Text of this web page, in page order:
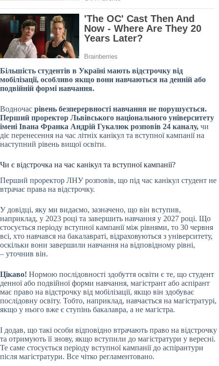
Більшість студентів в Україні мають відстрочку від
мобілізації, особливо якщо вони навчаються на денній або
подвійній формі навчання.
Водночас рівень безперервності навчання не порушується.
Перший проректор Львівського національного університету
імені Івана Франка Андрій Гукалюк розповів 24 каналу, чи
діє перенесення на час літніх канікул та вступної кампанії на
наступний рівень вищої освіти.
Чи є відстрочка на час канікул та вступної кампанії?
Перший проректор ЛНУ розповів, що під час канікул студент не
втрачає права на відстрочку.
У довідці, яку ми видаємо, зазначено, що він вступив,
наприклад, у 2023 році та завершить навчання у 2027 році. Що
стосується періоду вступної кампанії між рівнями, то 30 червня
всі, хто навчався на бакалавраті, відраховуються з університету,
оскільки вони завершили навчання на відповідному рівні,
– уточнив він.
Цікаво! Нормою послідовності здобуття освіти є те, що студент
денної або подвійної форми навчання, магістрант або аспірант
має право на відстрочку від мобілізації, якщо він здобуває
послідовну освіту. Тобто, наприклад, навчається на магістратурі,
якщо у нього вже є ступінь бакалавра, а не магістра.
І додав, що такі особи відповідно втрачають право на відстрочку
та отримують її знову, якщо вступили до магістратури у вересні.
Те саме стосується періоду вступної кампанії до аспірантури
після магістратури. Все чітко регламентовано.